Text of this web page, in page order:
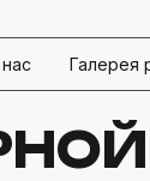
Галерея